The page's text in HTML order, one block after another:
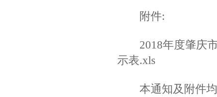
附件:
2018年度肇庆市
示表.xls
本通知及附件均